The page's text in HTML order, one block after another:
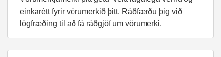
einkarétt fyrir vörumerkið þitt. Ráðfærðu þig við
lögfræðing til að fá ráðgjöf um vörumerki.